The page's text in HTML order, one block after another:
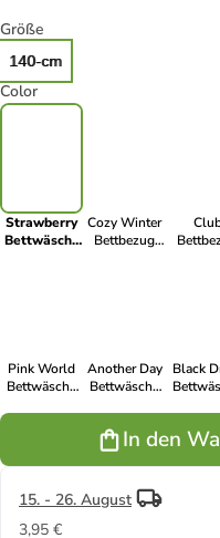
Größe
140-cm
Color
Strawberry
Bettwäsche
Cozy Winter
Bettbezug
Pink World
Bettwäsche
Another Day
Bettwäsche
Black
In den
15. - 26. August
3,95 €